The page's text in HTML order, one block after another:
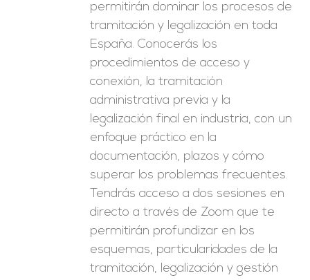
permitirán dominar los procesos de
tramitación y legalización en toda
España. Conocerás los
procedimientos de acceso y
conexión, la tramitación
administrativa previa y la
legalización final en industria, con un
enfoque práctico en la
documentación, plazos y cómo
superar los problemas frecuentes.
Tendrás acceso a dos sesiones en
directo a través de Zoom que te
permitirán profundizar en los
esquemas, particularidades de la
tramitación, legalización y gestión